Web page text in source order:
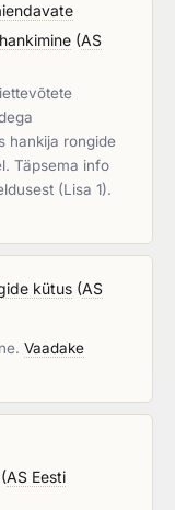
(AS
hankija rongide
Täpsema info
(Lisa 1).
kütus (AS
Vaadake
(AS Eesti